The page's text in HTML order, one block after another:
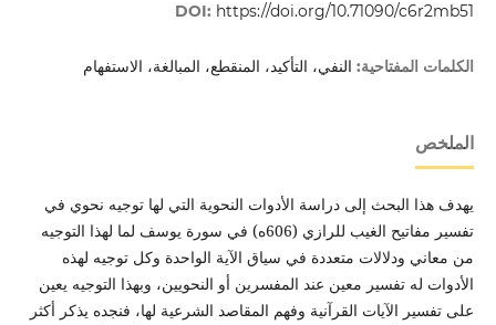
DOI: https://doi.org/10.71090/c6r2mb51
الكلمات المفتاحية: النفي، التأكيد، المنقطع، المبالغة، الاستفهام
الملخص
يهدف هذا البحث إلى دراسة الأدوات النحوية التي لها توجيه نحوي في
تفسير مفاتيح الغيب للرازي (606ه) في سورة يوسف لما لهذا التوجيه
من معاني ودلالات متعددة في سياق الآية الواحدة وكل توجيه لهذه
الأدوات له تفسير معين عند المفسرين أو النحويين، وبهذا التوجيه يعين
على تفسير الآيات القرآنية وفهم المقاصد الشرعية لها، فنجده يذكر أكثر